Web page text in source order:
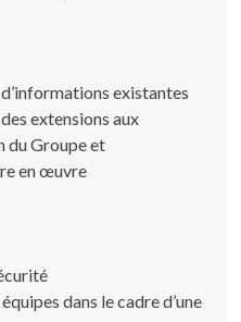
existantes
extensions aux
du Groupe et
en œuvre
dans le cadre d’une